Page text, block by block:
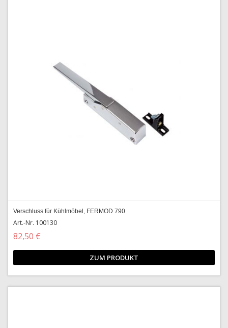
Verschluss für Kühlmöbel, FERMOD 790
Art.-Nr. 100130
82,50 €
ZUM PRODUKT